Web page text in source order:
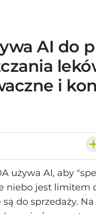
AI do
i
używa AI, aby
niebo jest limitem
są do sprzedaży.